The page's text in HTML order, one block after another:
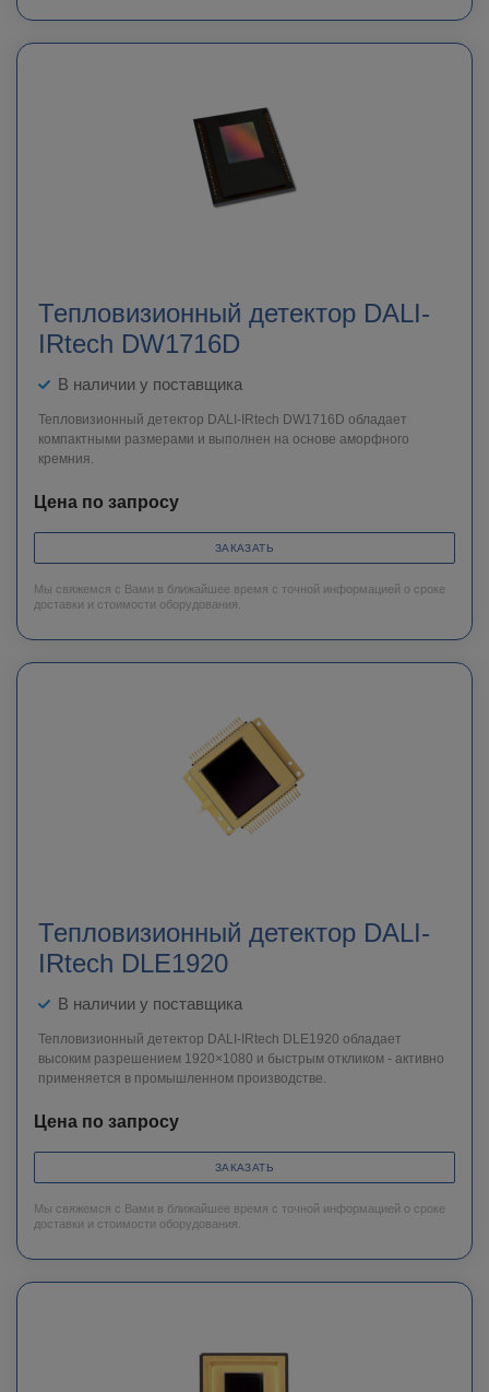
Тепловизионный детектор DALI-
IRtech DW1716D
В наличии у поставщика
Тепловизионный детектор DALI-IRtech DW1716D обладает
компактными размерами и выполнен на основе аморфного
кремния.
Цена по запросу
ЗАКАЗАТЬ
Мы свяжемся с Вами в ближайшее время с точной информацией о сроке
доставки и стоимости оборудования.
Тепловизионный детектор DALI-
IRtech DLE1920
В наличии у поставщика
Тепловизионный детектор DALI-IRtech DLE1920 обладает
высоким разрешением 1920×1080 и быстрым откликом - активно
применяется в промышленном производстве.
Цена по запросу
ЗАКАЗАТЬ
Мы свяжемся с Вами в ближайшее время с точной информацией о сроке
доставки и стоимости оборудования.